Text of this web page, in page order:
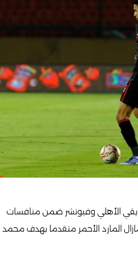
فريقي الأهلي وفيوتشر ضمن منافسات
المارد الأحمر متقدما بهدف محمد